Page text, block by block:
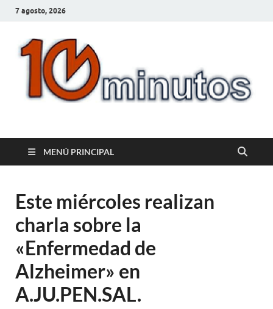
7 agosto, 2026
10minutos.com.uy
MENÚ PRINCIPAL
Este miércoles realizan
charla sobre la
«Enfermedad de
Alzheimer» en
A.JU.PEN.SAL.